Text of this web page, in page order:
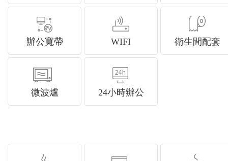
辦公寬帶 WIFI 衛生間配套
微波爐 24小時辦公